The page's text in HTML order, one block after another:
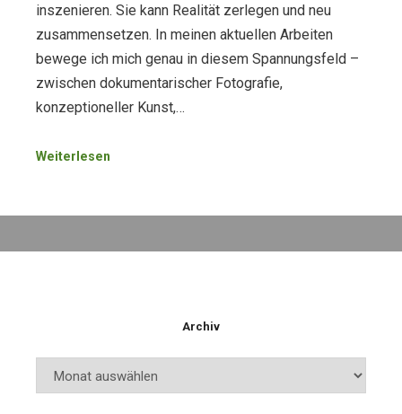
inszenieren. Sie kann Realität zerlegen und neu
zusammensetzen. In meinen aktuellen Arbeiten
bewege ich mich genau in diesem Spannungsfeld –
zwischen dokumentarischer Fotografie,
konzeptioneller Kunst,…
Weiterlesen
Archiv
Archiv